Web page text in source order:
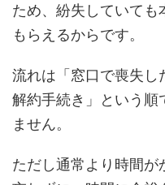
ため、紛失していても
もらえるからです。
流れは「窓口で喪失
解約手続き」という順
ません。
ただし通常より時間が